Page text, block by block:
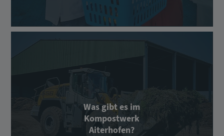
Was gibt es im
Kompostwerk
Aiterhofen?